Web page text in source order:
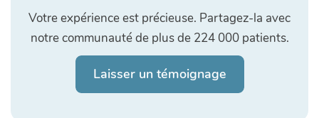
Votre expérience est précieuse. Partagez-la avec
notre communauté de plus de 224 000 patients.
Laisser un témoignage